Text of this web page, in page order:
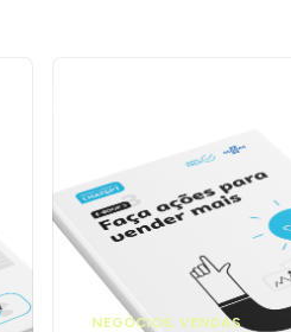
NEGÓCIOS, VENDAS